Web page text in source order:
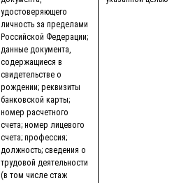
удостоверяющего
личность за пределами
Российской Федерации;
данные документа,
содержащиеся в
свидетельстве о
рождении; реквизиты
банковской карты;
номер расчетного
счета; номер лицевого
счета; профессия;
должность; сведения о
трудовой деятельности
(в том числе стаж